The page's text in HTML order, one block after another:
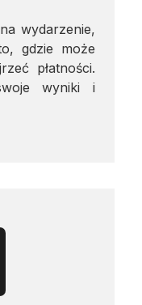
wydarzenie,
gdzie może
płatności.
wyniki i